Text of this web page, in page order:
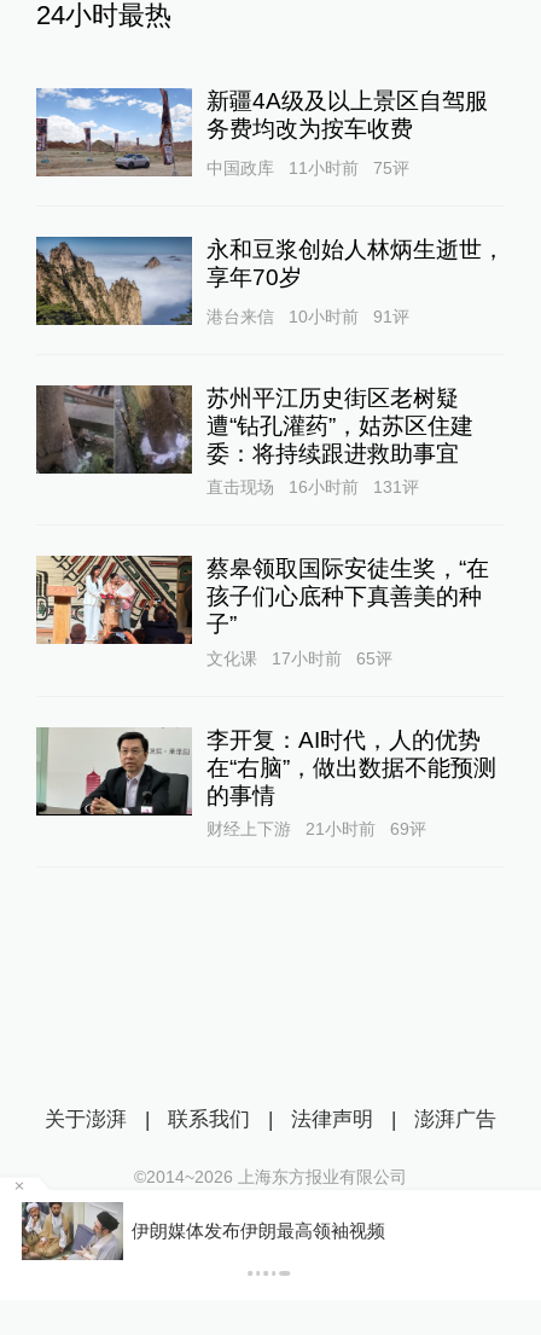
24小时最热
新疆4A级及以上景区自驾服
务费均改为按车收费
中国政库 11小时前 75评
永和豆浆创始人林炳生逝世，
享年70岁
港台来信 10小时前 91评
苏州平江历史街区老树疑
遭“钻孔灌药”，姑苏区住建
委：将持续跟进救助事宜
直击现场 16小时前 131评
蔡皋领取国际安徒生奖，“在
孩子们心底种下真善美的种
子”
文化课 17小时前 65评
李开复：AI时代，人的优势
在“右脑”，做出数据不能预测
的事情
财经上下游 21小时前 69评
伊朗媒体发布伊朗最高领袖视频
关于澎湃 | 联系我们 | 法律声明 | 澎湃广告
©2014~2026 上海东方报业有限公司
沪ICP证：沪B2-20170116 | 沪ICP备14003370号
互联网新闻信息服务许可证：31120170006
沪公网安备 31010602000299号